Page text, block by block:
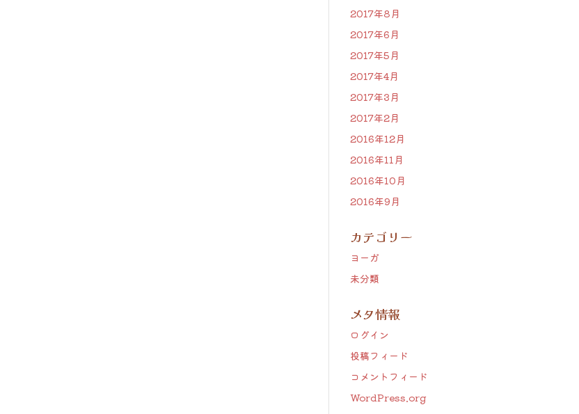
2017年8月
2017年6月
2017年5月
2017年4月
2017年3月
2017年2月
2016年12月
2016年11月
2016年10月
2016年9月
カテゴリー
ヨーガ
未分類
メタ情報
ログイン
投稿フィード
コメントフィード
WordPress.org